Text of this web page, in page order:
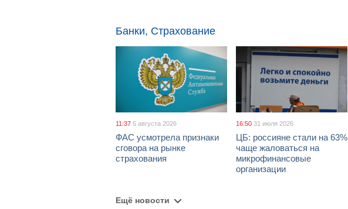
Банки, Страхование
11:37 5 августа 2026
ФАС усмотрела признаки
сговора на рынке
страхования
16:50 31 июля 2026
ЦБ: россияне стали на 63%
чаще жаловаться на
микрофинансовые
организации
Ещё новости